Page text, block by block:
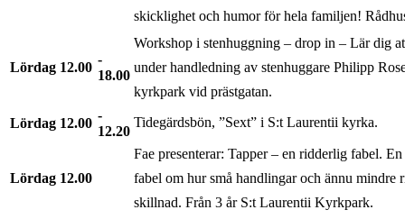
skicklighet och humor för hela familjen!
Lördag 12.00
18.00
Workshop i stenhuggning – drop in – Lär dig
under handledning av stenhuggare Philipp
kyrkpark vid prästgatan.
Lördag 12.00
12.20
Tidegärdsbön, ”Sext” i S:t Laurentii kyrka.
Lördag 12.00
Fae presenterar: Tapper – en ridderlig fabel.
fabel om hur små handlingar och ännu mindre
skillnad. Från 3 år S:t Laurentii Kyrkpark.